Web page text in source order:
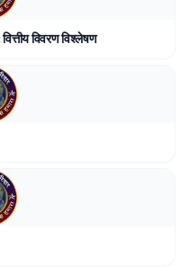
विवरण विश्लेषण